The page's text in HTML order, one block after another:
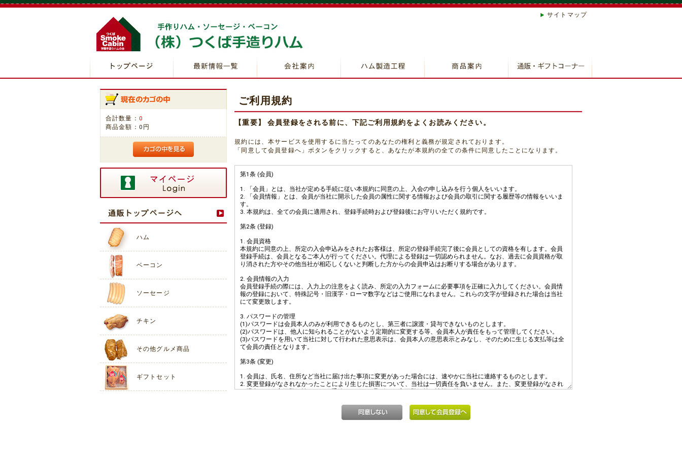
サイトマップ
合計数量： 0
商品金額： 0円
ハム
ベーコン
ソーセージ
チキン
その他グルメ商品
ギフトセット
ご利用規約
【重要】 会員登録をされる前に、下記ご利用規約をよくお読みください。
規約には、本サービスを使用するに当たってのあなたの権利と義務が規定されております。
「同意して会員登録へ」ボタンをクリックすると、あなたが本規約の全ての条件に同意したことになります。